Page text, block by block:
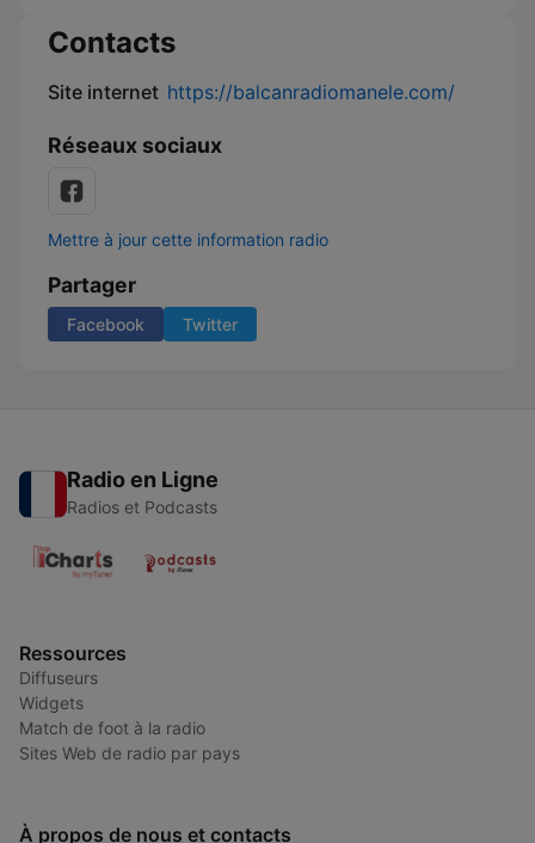
Contacts
Site internet https://balcanradiomanele.com/
Réseaux sociaux
Mettre à jour cette information radio
Partager
Facebook Twitter
Radio en Ligne
Radios et Podcasts
Ressources
Diffuseurs
Widgets
Match de foot à la radio
Sites Web de radio par pays
À propos de nous et contacts